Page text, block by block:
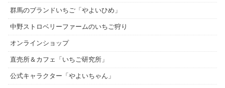
群馬のブランドいちご「やよいひめ」
中野ストロベリーファームのいちご狩り
オンラインショップ
直売所＆カフェ「いちご研究所」
公式キャラクター「やよいちゃん」